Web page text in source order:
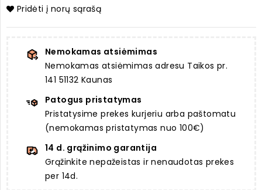
Pridėti į norų sąrašą
Nemokamas atsiėmimas
Nemokamas atsiėmimas adresu Taikos pr.
141 51132 Kaunas
Patogus pristatymas
Pristatysime prekes kurjeriu arba paštomatu
(nemokamas pristatymas nuo 100€)
14 d. grąžinimo garantija
Grąžinkite nepažeistas ir nenaudotas prekes
per 14d.